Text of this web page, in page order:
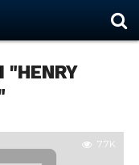
"HENRY
7.7K